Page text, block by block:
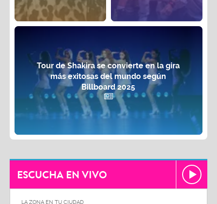
Tour de Shakira se convierte en la gira
más exitosas del mundo según
Billboard 2025
ESCUCHA EN VIVO
LA ZONA EN TU CIUDAD